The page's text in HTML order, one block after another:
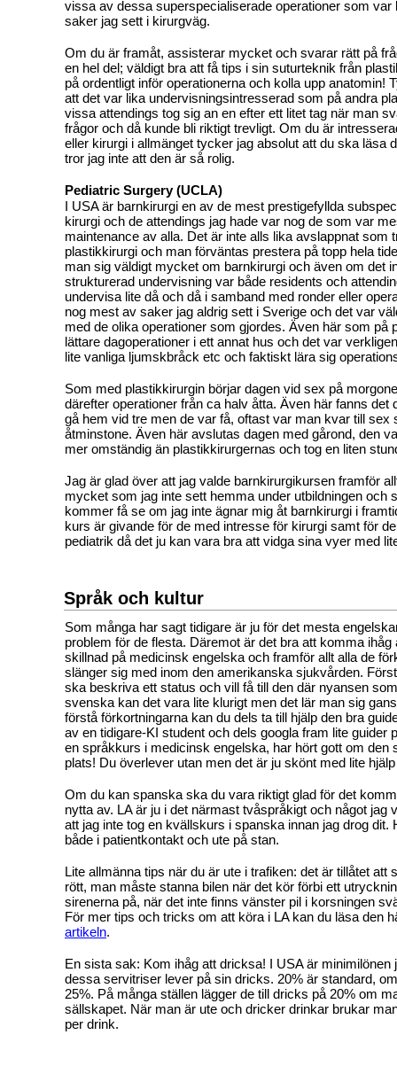
vissa av dessa superspecialiserade operationer som var
saker jag sett i kirurgväg.
Om du är framåt, assisterar mycket och svarar rätt på
en hel del; väldigt bra att få tips i sin suturteknik från
på ordentligt inför operationerna och kolla upp anatomin!
att det var lika undervisningsintresserad som på andra
vissa attendings tog sig an en efter ett litet tag när man
frågor och då kunde bli riktigt trevligt. Om du är
eller kirurgi i allmänget tycker jag absolut att du ska läsa
tror jag inte att den är så rolig.
Pediatric Surgery (UCLA)
I USA är barnkirurgi en av de mest prestigefyllda
kirurgi och de attendings jag hade var nog de som var
maintenance av alla. Det är inte alls lika avslappnat som
plastikkirurgi och man förväntas prestera på topp hela
man sig väldigt mycket om barnkirurgi och även om det
strukturerad undervisning var både residents och
undervisa lite då och då i samband med ronder eller
nog mest av saker jag aldrig sett i Sverige och det var
med de olika operationer som gjordes. Även här som på
lättare dagoperationer i ett annat hus och det var
lite vanliga ljumskbråck etc och faktiskt lära sig
Som med plastikkirurgin börjar dagen vid sex på
därefter operationer från ca halv åtta. Även här fanns det
gå hem vid tre men de var få, oftast var man kvar till sex
åtminstone. Även här avslutas dagen med gårond, den
mer omständig än plastikkirurgernas och tog en liten
Jag är glad över att jag valde barnkirurgikursen framför
mycket som jag inte sett hemma under utbildningen och
kommer få se om jag inte ägnar mig åt barnkirurgi i
kurs är givande för de med intresse för kirurgi samt för
pediatrik då det ju kan vara bra att vidga sina vyer med
Språk och kultur
Som många har sagt tidigare är ju för det mesta
problem för de flesta. Däremot är det bra att komma ihåg
skillnad på medicinsk engelska och framför allt alla de
slänger sig med inom den amerikanska sjukvården.
ska beskriva ett status och vill få till den där nyansen
svenska kan det vara lite klurigt men det lär man sig
förstå förkortningarna kan du dels ta till hjälp den bra
av en tidigare-KI student och dels googla fram lite guider
en språkkurs i medicinsk engelska, har hört gott om den
plats! Du överlever utan men det är ju skönt med lite
Om du kan spanska ska du vara riktigt glad för det
nytta av. LA är ju i det närmast tvåspråkigt och något jag
att jag inte tog en kvällskurs i spanska innan jag drog dit.
både i patientkontakt och ute på stan.
Lite allmänna tips när du är ute i trafiken: det är tillåtet att
rött, man måste stanna bilen när det kör förbi ett
sirenerna på, när det inte finns vänster pil i korsningen
För mer tips och tricks om att köra i LA kan du läsa den
artikeln.
En sista sak: Kom ihåg att dricksa! I USA är minimilönen
dessa servitriser lever på sin dricks. 20% är standard,
25%. På många ställen lägger de till dricks på 20% om
sällskapet. När man är ute och dricker drinkar brukar
per drink.